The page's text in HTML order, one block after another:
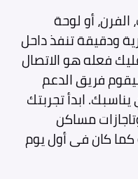
أو لوحة
ودقيقة تنفذ داحل
فعله هو الاتصال
فريق الدعم
ابدأ تجربتك
مساكن
كما كان فى أول يوم